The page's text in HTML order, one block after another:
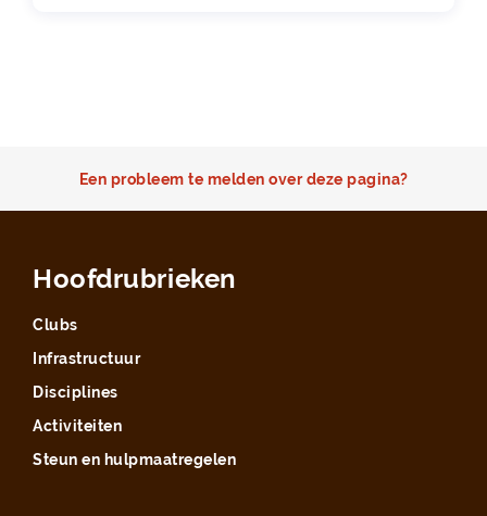
Een probleem te melden over deze pagina?
Hoofdrubrieken
Clubs
Infrastructuur
Disciplines
Activiteiten
Steun en hulpmaatregelen